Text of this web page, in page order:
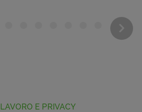
LAVORO E PRIVACY